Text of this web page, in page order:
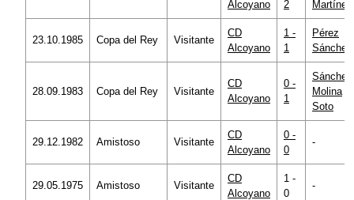
Alcoyano
2
Martínez
23.10.1985 Copa del Rey Visitante
CD
Alcoyano
1 -
1
Pérez
Sánchez
28.09.1983 Copa del Rey Visitante
CD
Alcoyano
0 -
1
Molina
Soto
29.12.1982 Amistoso Visitante
CD
Alcoyano
0 -
0
-
29.05.1975 Amistoso Visitante
CD
Alcoyano
1 -
0
-